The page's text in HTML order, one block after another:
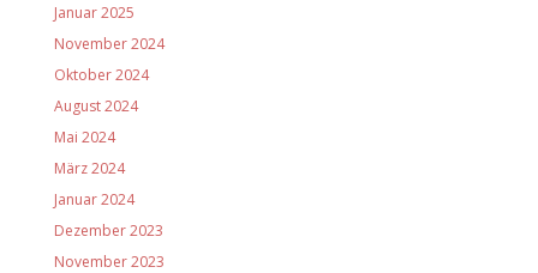
Januar 2025
November 2024
Oktober 2024
August 2024
Mai 2024
März 2024
Januar 2024
Dezember 2023
November 2023